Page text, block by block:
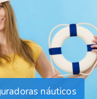
náuticos